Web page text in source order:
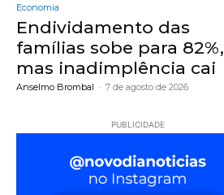
Economia
Endividamento das
famílias sobe para 82%,
mas inadimplência cai
Anselmo Brombal - 7 de agosto de 2026
PUBLICIDADE